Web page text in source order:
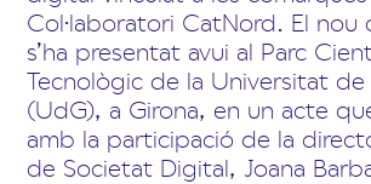
Col·laboratori CatNord. El nou
s’ha presentat avui al Parc
Tecnològic de la Universitat de
(UdG), a Girona, en un acte
amb la participació de la
de Societat Digital, Joana